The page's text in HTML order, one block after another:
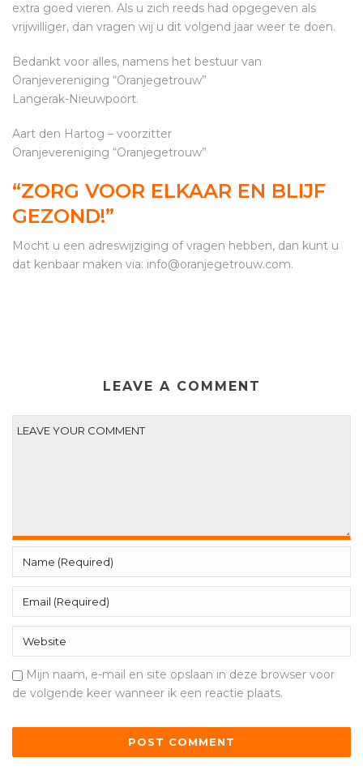
extra goed vieren. Als u zich reeds had opgegeven als
vrijwilliger, dan vragen wij u dit volgend jaar weer te doen.
Bedankt voor alles, namens het bestuur van
Oranjevereniging “Oranjegetrouw”
Langerak-Nieuwpoort.
Aart den Hartog – voorzitter
Oranjevereniging “Oranjegetrouw”
“ZORG VOOR ELKAAR EN BLIJF
GEZOND!”
Mocht u een adreswijziging of vragen hebben, dan kunt u
dat kenbaar maken via: info@oranjegetrouw.com.
LEAVE A COMMENT
Mijn naam, e-mail en site opslaan in deze browser voor
de volgende keer wanneer ik een reactie plaats.